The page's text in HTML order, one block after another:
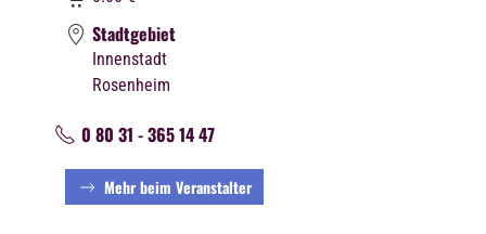
Stadtgebiet
Innenstadt
Rosenheim
0 80 31 - 365 14 47
Mehr beim Veranstalter